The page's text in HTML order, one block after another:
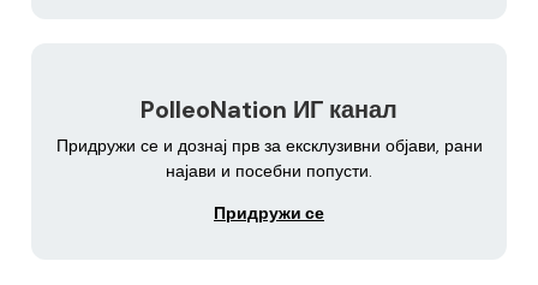
PolleoNation ИГ канал
Придружи се и дознај прв за ексклузивни објави, рани
најави и посебни попусти.
Придружи се